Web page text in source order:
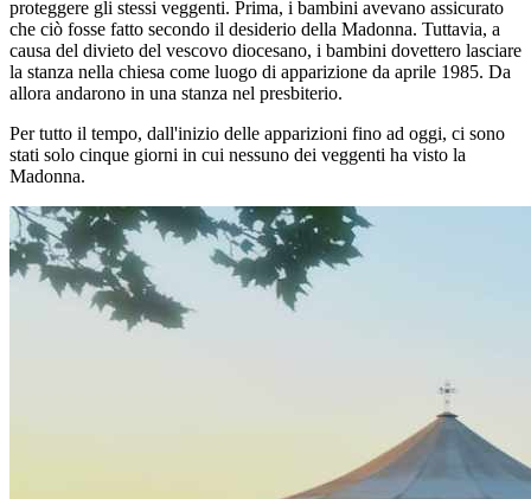
proteggere gli stessi veggenti. Prima, i bambini avevano assicurato
che ciò fosse fatto secondo il desiderio della Madonna. Tuttavia, a
causa del divieto del vescovo diocesano, i bambini dovettero lasciare
la stanza nella chiesa come luogo di apparizione da aprile 1985. Da
allora andarono in una stanza nel presbiterio.
Per tutto il tempo, dall'inizio delle apparizioni fino ad oggi, ci sono
stati solo cinque giorni in cui nessuno dei veggenti ha visto la
Madonna.